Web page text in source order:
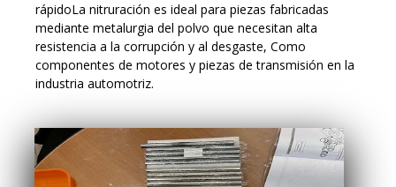
rápidoLa nitruración es ideal para piezas fabricadas
mediante metalurgia del polvo que necesitan alta
resistencia a la corrupción y al desgaste, Como
componentes de motores y piezas de transmisión en la
industria automotriz.